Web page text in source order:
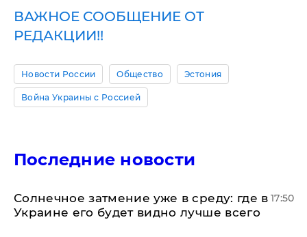
ВАЖНОЕ СООБЩЕНИЕ ОТ
РЕДАКЦИИ!!
Новости России Общество Эстония
Война Украины с Россией
Последние новости
​Солнечное затмение уже в среду: где в
Украине его будет видно лучше всего
17:50